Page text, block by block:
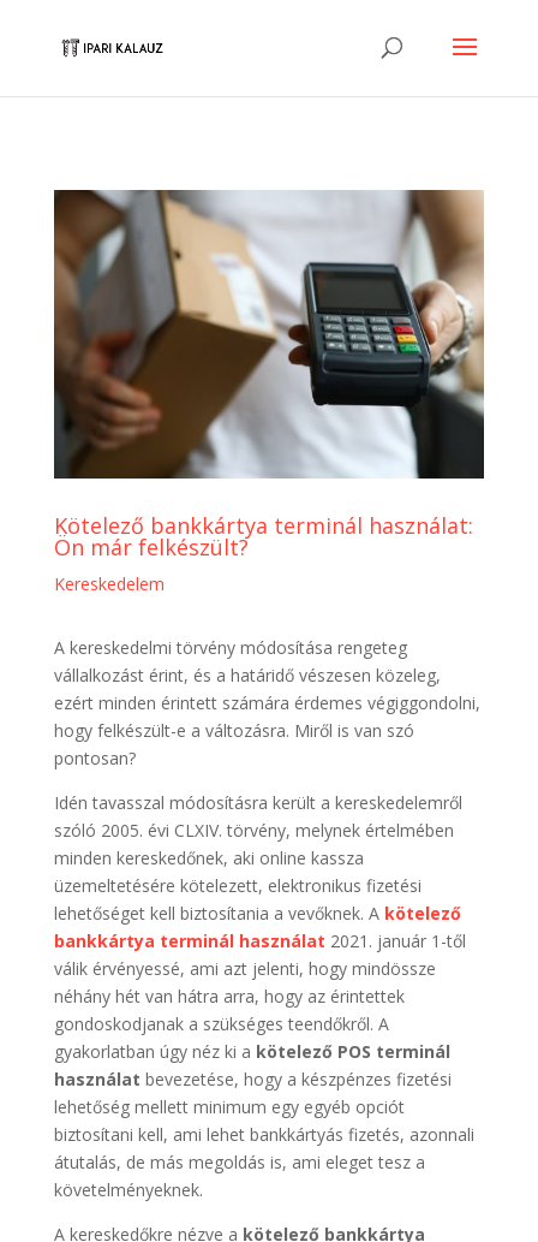
Kötelező bankkártya terminál használat:
Ön már felkészült?
Kereskedelem
A kereskedelmi törvény módosítása rengeteg
vállalkozást érint, és a határidő vészesen közeleg,
ezért minden érintett számára érdemes végiggondolni,
hogy felkészült-e a változásra. Miről is van szó
pontosan?
Idén tavasszal módosításra került a kereskedelemről
szóló 2005. évi CLXIV. törvény, melynek értelmében
minden kereskedőnek, aki online kassza
üzemeltetésére kötelezett, elektronikus fizetési
lehetőséget kell biztosítania a vevőknek. A kötelező
bankkártya terminál használat 2021. január 1-től
válik érvényessé, ami azt jelenti, hogy mindössze
néhány hét van hátra arra, hogy az érintettek
gondoskodjanak a szükséges teendőkről. A
gyakorlatban úgy néz ki a kötelező POS terminál
használat bevezetése, hogy a készpénzes fizetési
lehetőség mellett minimum egy egyéb opciót
biztosítani kell, ami lehet bankkártyás fizetés, azonnali
átutalás, de más megoldás is, ami eleget tesz a
követelményeknek.
A kereskedőkre nézve a kötelező bankkártya